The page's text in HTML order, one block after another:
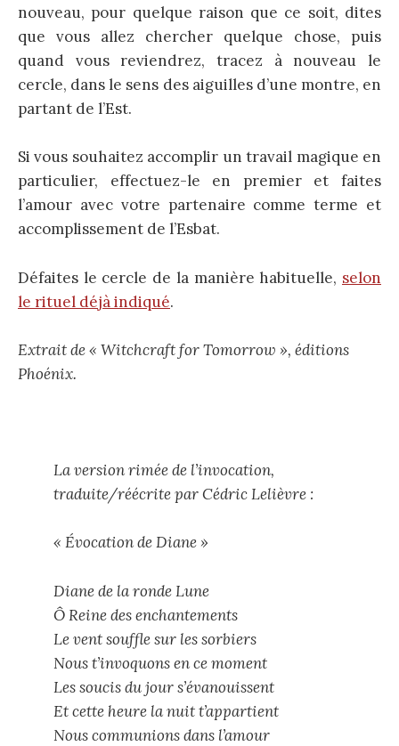
nouveau, pour quelque raison que ce soit, dites
que vous allez chercher quelque chose, puis
quand vous reviendrez, tracez à nouveau le
cercle, dans le sens des aiguilles d’une montre, en
partant de l’Est.
Si vous souhaitez accomplir un travail magique en
particulier, effectuez-le en premier et faites
l’amour avec votre partenaire comme terme et
accomplissement de l’Esbat.
Défaites le cercle de la manière habituelle, selon
le rituel déjà indiqué.
Extrait de « Witchcraft for Tomorrow », éditions
Phoénix.
La version rimée de l’invocation,
traduite/réécrite par Cédric Lelièvre :
« Évocation de Diane »
Diane de la ronde Lune
Ô Reine des enchantements
Le vent souffle sur les sorbiers
Nous t’invoquons en ce moment
Les soucis du jour s’évanouissent
Et cette heure la nuit t’appartient
Nous communions dans l’amour